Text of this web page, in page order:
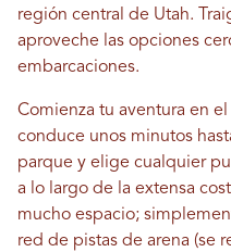
región central de Utah.
aproveche las opciones
embarcaciones.
Comienza tu aventura en
conduce unos minutos
parque y elige cualquier
a lo largo de la extensa
mucho espacio;
red de pistas de arena (se